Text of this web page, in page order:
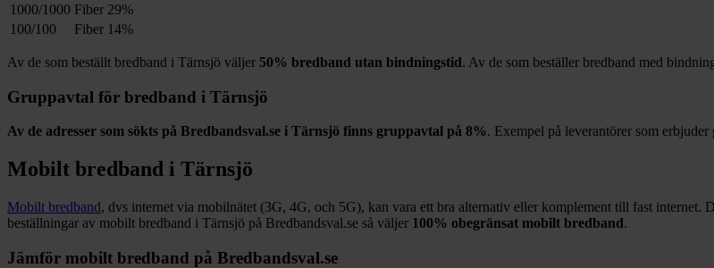
1000/1000 Fiber 29%
100/100
Fiber 14%
Av de som beställt bredband i Tärnsjö väljer 50% bredband utan bindningstid. Av de som beställer bredband med
Gruppavtal för bredband i Tärnsjö
Av de adresser som sökts på Bredbandsval.se i Tärnsjö finns gruppavtal på 8%. Exempel på leverantörer som
Mobilt bredband i Tärnsjö
Mobilt bredband, dvs internet via mobilnätet (3G, 4G, och 5G), kan vara ett bra alternativ eller komplement till fast internet.
beställningar av mobilt bredband i Tärnsjö på Bredbandsval.se så väljer 100% obegränsat mobilt bredband.
Jämför mobilt bredband på Bredbandsval.se